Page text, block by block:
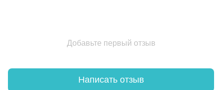
Добавьте первый отзыв
Написать отзыв